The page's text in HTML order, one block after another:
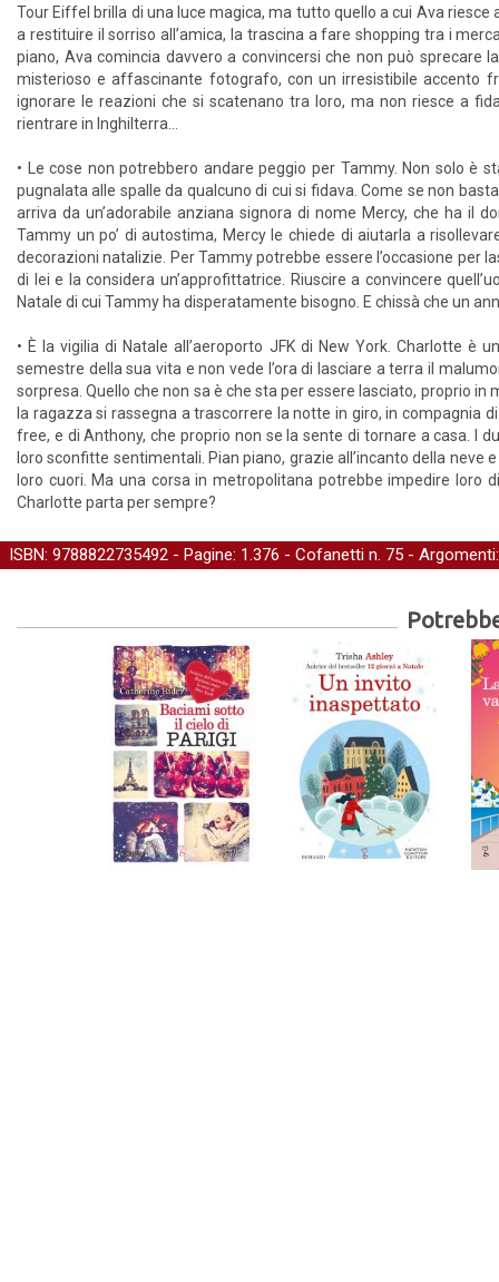
Tour Eiffel brilla di una luce magica, ma tutto quello a cui Ava riesce
a restituire il sorriso all’amica, la trascina a fare shopping tra i
piano, Ava comincia davvero a convincersi che non può sprecare
misterioso e affascinante fotografo, con un irresistibile accento
ignorare le reazioni che si scatenano tra loro, ma non riesce a
rientrare in Inghilterra…
• Le cose non potrebbero andare peggio per Tammy. Non solo è
pugnalata alle spalle da qualcuno di cui si fidava. Come se non
arriva da un’adorabile anziana signora di nome Mercy, che ha il
Tammy un po’ di autostima, Mercy le chiede di aiutarla a
decorazioni natalizie. Per Tammy potrebbe essere l’occasione per
di lei e la considera un’approfittatrice. Riuscire a convincere
Natale di cui Tammy ha disperatamente bisogno. E chissà che un
• È la vigilia di Natale all’aeroporto JFK di New York. Charlotte
semestre della sua vita e non vede l’ora di lasciare a terra il
sorpresa. Quello che non sa è che sta per essere lasciato, proprio
la ragazza si rassegna a trascorrere la notte in giro, in compagnia
free, e di Anthony, che proprio non se la sente di tornare a casa. I
loro sconfitte sentimentali. Pian piano, grazie all’incanto della
loro cuori. Ma una corsa in metropolitana potrebbe impedire loro
Charlotte parta per sempre?
ISBN: 9788822735492 - Pagine: 1.376 - Cofanetti n. 75 -